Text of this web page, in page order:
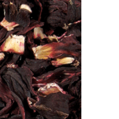
sivulla.